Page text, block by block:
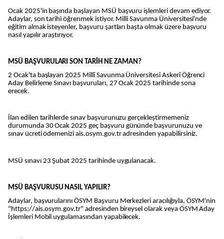
Ocak 2025'in başında başlayan MSÜ başvuru işlemleri devam ediyor.
Adaylar, son tarihi öğrenmek istiyor. Milli Savunma Üniversitesi'nde
eğitim almak isteyenler, başvuru şartları başta olmak üzere başvuru
nasıl yapılır araştırıyor.
MSÜ BAŞVURULARI SON TARİH NE ZAMAN?
2 Ocak'ta başlayan 2025 Millî Savunma Üniversitesi Askerî Öğrenci
Aday Belirleme Sınavı başvuruları, 27 Ocak 2025 tarihinde sona
erecek.
İlan edilen tarihlerde sınav başvurunuzu gerçekleştirmemeniz
durumunda 30 Ocak 2025 geç başvuru gününde başvurunuzu ve
sınav ücreti ödemenizi ais.osym.gov.tr adresinden yapabilirsiniz.
MSÜ sınavı 23 Şubat 2025 tarihinde uygulanacak.
MSÜ BAŞVURUSU NASIL YAPILIR?
Adaylar, başvurularını ÖSYM Başvuru Merkezleri aracılığıyla, ÖSYM'nin
"https://ais.osym.gov.tr" adresinden bireysel olarak veya ÖSYM Aday
İşlemleri Mobil uygulamasından yapabilecek.